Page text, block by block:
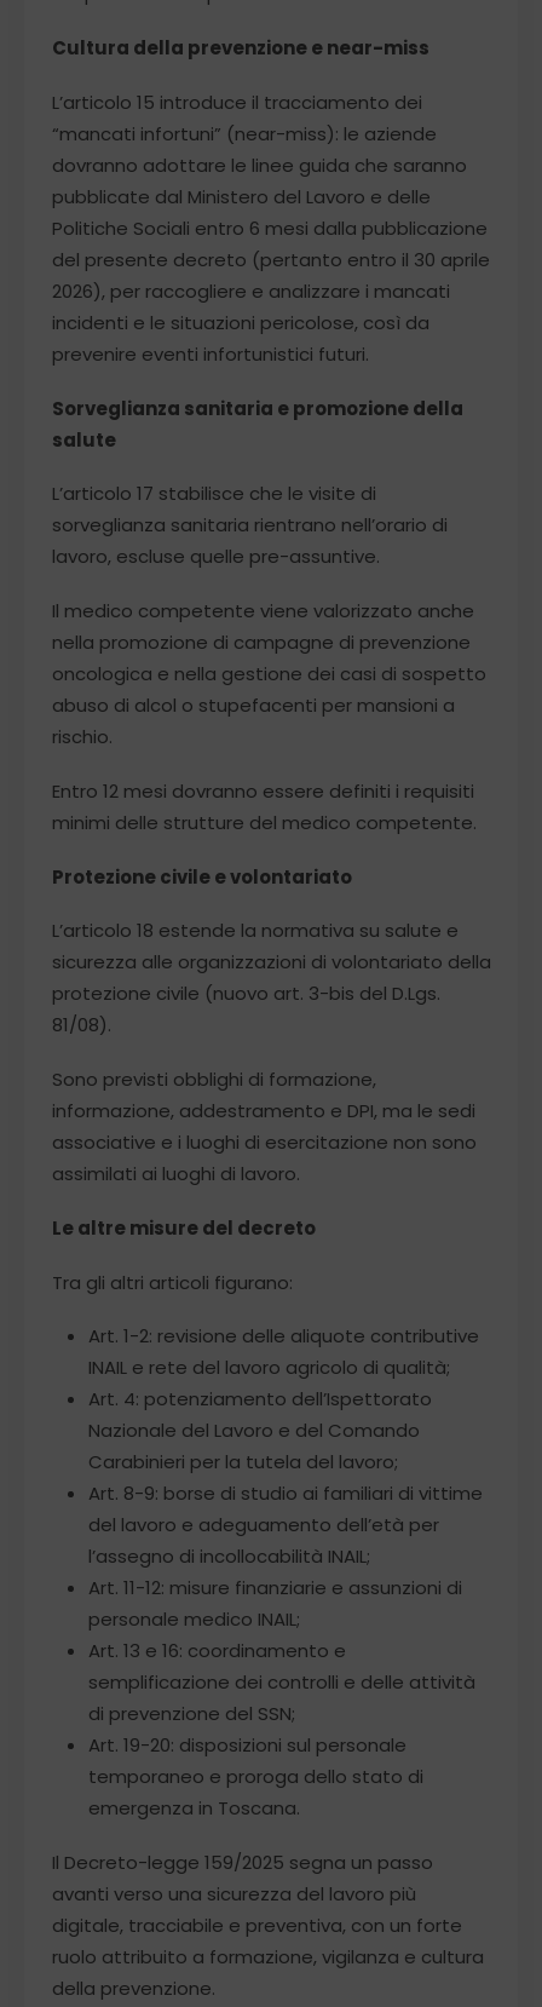
Cultura della prevenzione e near-miss
L’articolo 15 introduce il tracciamento dei
“mancati infortuni” (near-miss): le aziende
dovranno adottare le linee guida che saranno
pubblicate dal Ministero del Lavoro e delle
Politiche Sociali entro 6 mesi dalla pubblicazione
del presente decreto (pertanto entro il 30 aprile
2026), per raccogliere e analizzare i mancati
incidenti e le situazioni pericolose, così da
prevenire eventi infortunistici futuri.
Sorveglianza sanitaria e promozione della
salute
L’articolo 17 stabilisce che le visite di
sorveglianza sanitaria rientrano nell’orario di
lavoro, escluse quelle pre-assuntive.
Il medico competente viene valorizzato anche
nella promozione di campagne di prevenzione
oncologica e nella gestione dei casi di sospetto
abuso di alcol o stupefacenti per mansioni a
rischio.
Entro 12 mesi dovranno essere definiti i requisiti
minimi delle strutture del medico competente.
Protezione civile e volontariato
L’articolo 18 estende la normativa su salute e
sicurezza alle organizzazioni di volontariato della
protezione civile (nuovo art. 3-bis del D.Lgs.
81/08).
Sono previsti obblighi di formazione,
informazione, addestramento e DPI, ma le sedi
associative e i luoghi di esercitazione non sono
assimilati ai luoghi di lavoro.
Le altre misure del decreto
Tra gli altri articoli figurano:
Art. 1-2: revisione delle aliquote contributive
INAIL e rete del lavoro agricolo di qualità;
Art. 4: potenziamento dell’Ispettorato
Nazionale del Lavoro e del Comando
Carabinieri per la tutela del lavoro;
Art. 8-9: borse di studio ai familiari di vittime
del lavoro e adeguamento dell’età per
l’assegno di incollocabilità INAIL;
Art. 11-12: misure finanziarie e assunzioni di
personale medico INAIL;
Art. 13 e 16: coordinamento e
semplificazione dei controlli e delle attività
di prevenzione del SSN;
Art. 19-20: disposizioni sul personale
temporaneo e proroga dello stato di
emergenza in Toscana.
Il Decreto-legge 159/2025 segna un passo
avanti verso una sicurezza del lavoro più
digitale, tracciabile e preventiva, con un forte
ruolo attribuito a formazione, vigilanza e cultura
della prevenzione.